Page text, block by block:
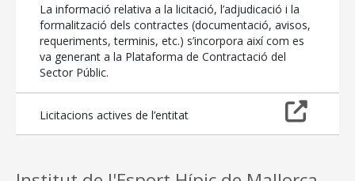
La informació relativa a la licitació, l’adjudicació i la
formalització dels contractes (documentació, avisos,
requeriments, terminis, etc.) s’incorpora així com es
va generant a la Plataforma de Contractació del
Sector Públic.
Licitacions actives de l’entitat